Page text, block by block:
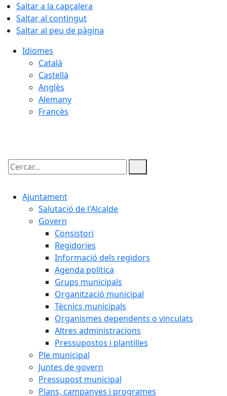
Saltar a la capçalera
Saltar al contingut
Saltar al peu de pàgina
Idiomes
Català
Castellà
Anglès
Alemany
Francès
Cercar:
Ajuntament
Salutació de l'Alcalde
Govern
Consistori
Regidories
Informació dels regidors
Agenda política
Grups municipals
Organització municipal
Tècnics municipals
Organismes dependents o vinculats
Altres administracions
Pressupostos i plantilles
Ple municipal
Juntes de govern
Pressupost municipal
Plans, campanyes i programes